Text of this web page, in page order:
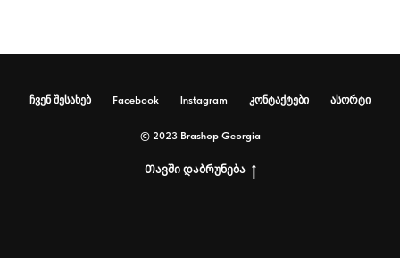
ჩვენ შესახებ Facebook Instagram კონტაქტები ასორტი
© 2023 Brashop Georgia
Თავში დაბრუნება